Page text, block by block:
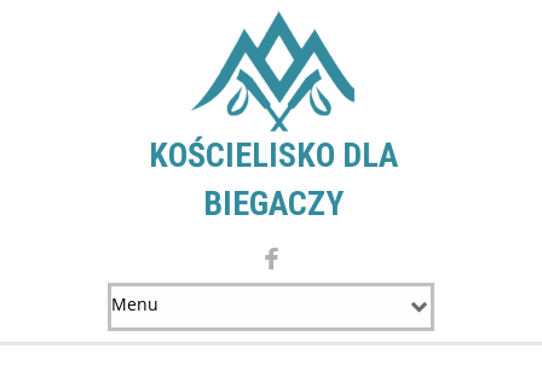
KOŚCIELISKO DLA
BIEGACZY